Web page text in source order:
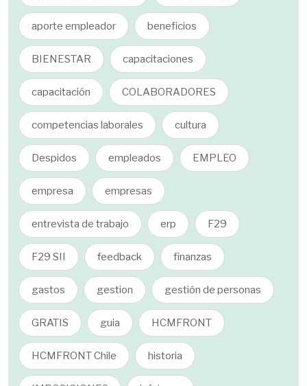
aporte empleador beneficios
BIENESTAR capacitaciones
capacitación COLABORADORES
competencias laborales cultura
Despidos empleados EMPLEO
empresa empresas
entrevista de trabajo erp F29
F29 SII feedback finanzas
gastos gestion gestión de personas
GRATIS guia HCMFRONT
HCMFRONT Chile historia